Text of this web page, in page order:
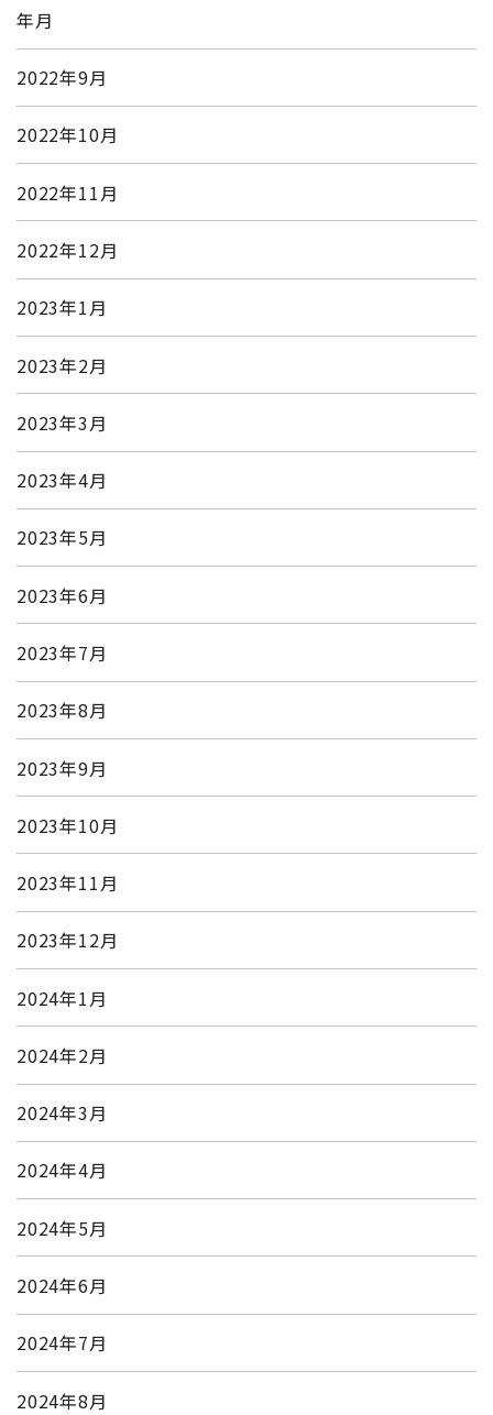
年月
2022年9月
2022年10月
2022年11月
2022年12月
2023年1月
2023年2月
2023年3月
2023年4月
2023年5月
2023年6月
2023年7月
2023年8月
2023年9月
2023年10月
2023年11月
2023年12月
2024年1月
2024年2月
2024年3月
2024年4月
2024年5月
2024年6月
2024年7月
2024年8月